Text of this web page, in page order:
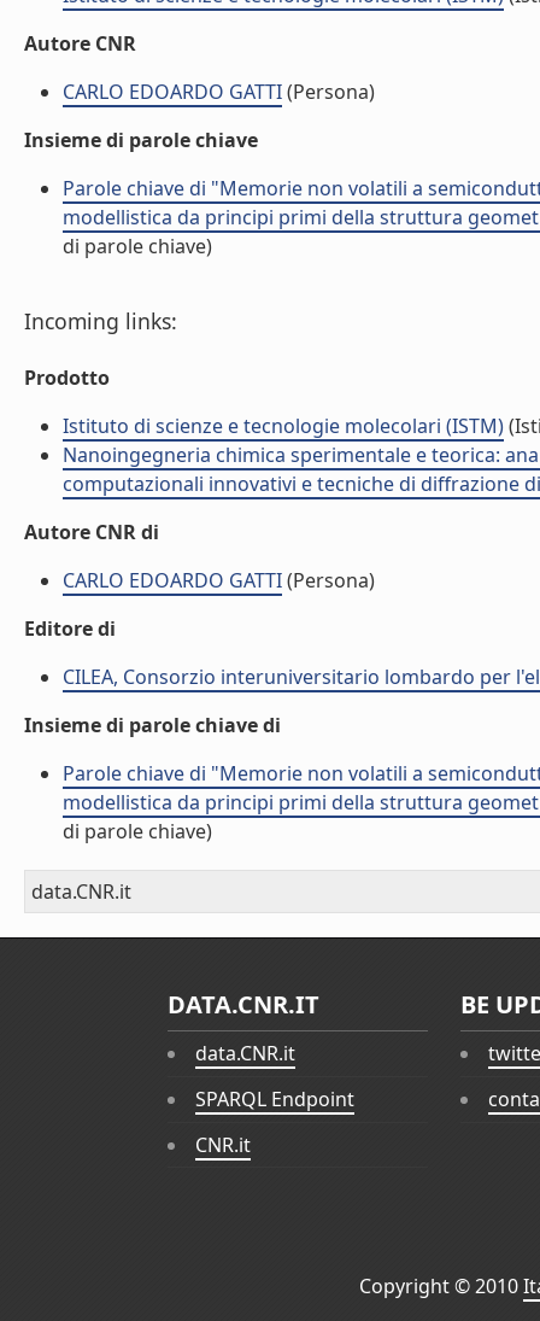
Autore CNR
CARLO EDOARDO GATTI(Persona)
Insieme di parole chiave
Parole chiave di "Memorie non volatili a
modellistica da principi primi della struttura
di parole chiave)
Incoming links:
Prodotto
Istituto di scienze e tecnologie molecolari (ISTM)
Nanoingegneria chimica sperimentale e teorica:
computazionali innovativi e tecniche di diffrazione
Autore CNR di
CARLO EDOARDO GATTI(Persona)
Editore di
CILEA, Consorzio interuniversitario lombardo per
Insieme di parole chiave di
Parole chiave di "Memorie non volatili a
modellistica da principi primi della struttura
di parole chiave)
data.CNR.it
DATA.CNR.IT
data.CNR.it
SPARQL Endpoint
CNR.it
BE
Copyright © 2010